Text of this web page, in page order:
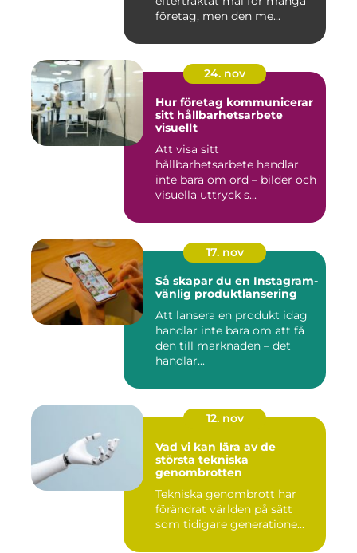
företag, men den me...
24. nov
Hur företag kommunicerar
sitt hållbarhetsarbete
visuellt
Att visa sitt
hållbarhetsarbete handlar
inte bara om ord – bilder och
visuella uttryck s...
17. nov
Så skapar du en Instagram-
vänlig produktlansering
Att lansera en produkt idag
handlar inte bara om att få
den till marknaden – det
handlar...
12. nov
Vad vi kan lära av de
största tekniska
genombrotten
Tekniska genombrott har
förändrat världen på sätt
som tidigare generatione...